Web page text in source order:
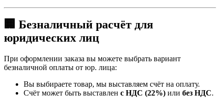
🏢 Безналичный расчёт для
юридических лиц
При оформлении заказа вы можете выбрать вариант
безналичной оплаты от юр. лица:
Вы выбираете товар, мы выставляем счёт на оплату.
Счёт может быть выставлен с НДС (22%) или без НДС.